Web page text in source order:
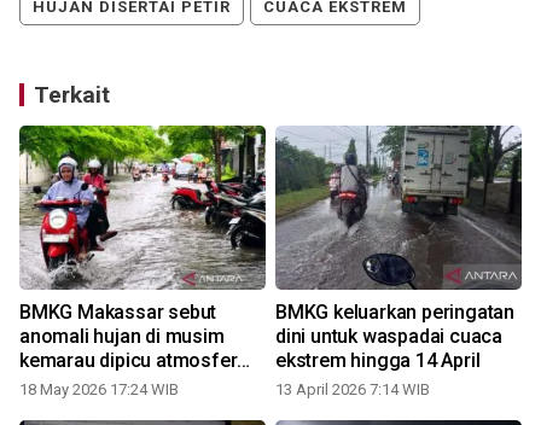
HUJAN DISERTAI PETIR CUACA EKSTREM
Terkait
BMKG Makassar sebut
anomali hujan di musim
kemarau dipicu atmosfer
global
18 May 2026 17:24 WIB
BMKG keluarkan peringatan
dini untuk waspadai cuaca
ekstrem hingga 14 April
13 April 2026 7:14 WIB